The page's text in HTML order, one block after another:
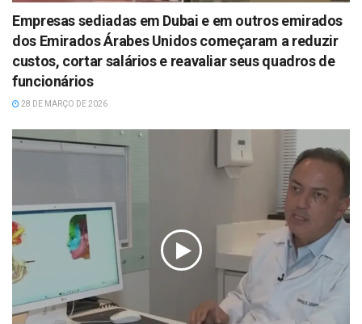
Empresas sediadas em Dubai e em outros emirados
dos Emirados Árabes Unidos começaram a reduzir
custos, cortar salários e reavaliar seus quadros de
funcionários
28 DE MARÇO DE 2026